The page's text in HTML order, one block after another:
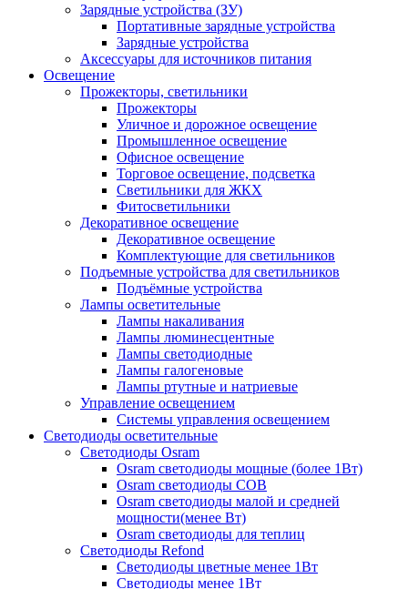
Зарядные устройства (ЗУ)
Портативные зарядные устройства
Зарядные устройства
Аксессуары для источников питания
Освещение
Прожекторы, светильники
Прожекторы
Уличное и дорожное освещение
Промышленное освещение
Офисное освещение
Торговое освещение, подсветка
Светильники для ЖКХ
Фитосветильники
Декоративное освещение
Декоративное освещение
Комплектующие для светильников
Подъемные устройства для светильников
Подъёмные устройства
Лампы осветительные
Лампы накаливания
Лампы люминесцентные
Лампы светодиодные
Лампы галогеновые
Лампы ртутные и натриевые
Управление освещением
Системы управления освещением
Светодиоды осветительные
Светодиоды Osram
Osram светодиоды мощные (более 1Вт)
Osram светодиоды COB
Osram светодиоды малой и средней
мощности(менее Вт)
Osram светодиоды для теплиц
Светодиоды Refond
Светодиоды цветные менее 1Вт
Светодиоды менее 1Вт